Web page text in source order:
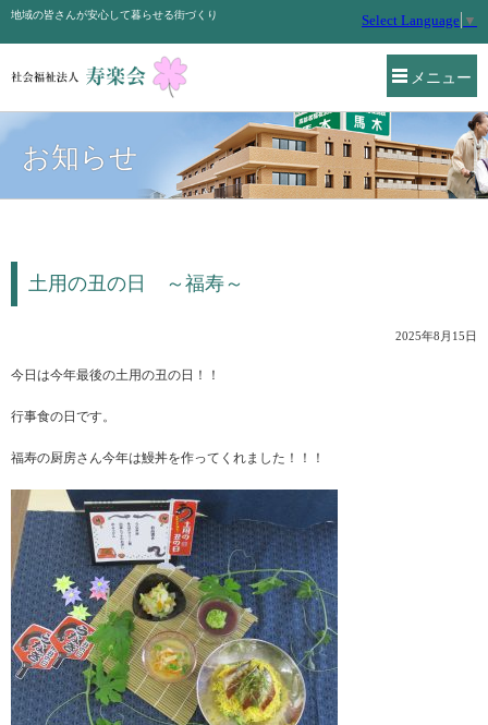
メニュー
地域の皆さんが安心して暮らせる街づくり Select Language ▼
お知らせ
土用の丑の日 ～福寿～
2025年8月15日
今日は今年最後の土用の丑の日！！
行事食の日です。
福寿の厨房さん今年は鰻丼を作ってくれました！！！